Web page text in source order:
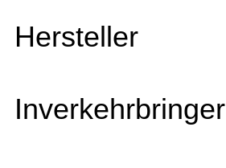
Hersteller
Inverkehrbringer